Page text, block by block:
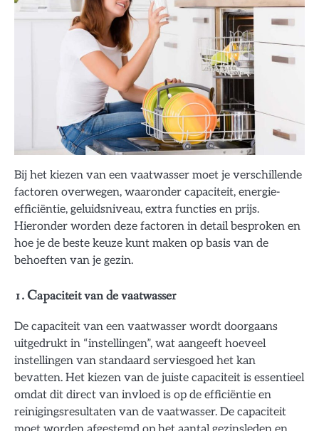
Bij het kiezen van een vaatwasser moet je verschillende
factoren overwegen, waaronder capaciteit, energie-
efficiëntie, geluidsniveau, extra functies en prijs.
Hieronder worden deze factoren in detail besproken en
hoe je de beste keuze kunt maken op basis van de
behoeften van je gezin.
1. Capaciteit van de vaatwasser
De capaciteit van een vaatwasser wordt doorgaans
uitgedrukt in “instellingen”, wat aangeeft hoeveel
instellingen van standaard serviesgoed het kan
bevatten. Het kiezen van de juiste capaciteit is essentieel
omdat dit direct van invloed is op de efficiëntie en
reinigingsresultaten van de vaatwasser. De capaciteit